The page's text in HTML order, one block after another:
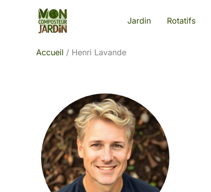
Jardin Rotatifs
Accueil Henri Lavande